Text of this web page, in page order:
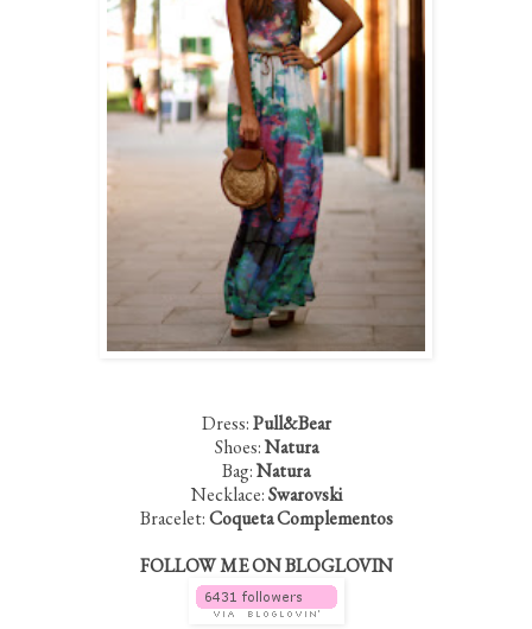
Dress:Pull&Bear
Shoes:Natura
Bag:Natura
Necklace:Swarovski
Bracelet:Coqueta Complementos
FOLLOW ME ON BLOGLOVIN